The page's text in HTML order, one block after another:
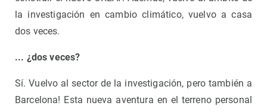
la investigación en cambio climático, vuelvo a casa
dos veces.
... ¿dos veces?
Sí. Vuelvo al sector de la investigación, pero también a
Barcelona! Esta nueva aventura en el terreno personal